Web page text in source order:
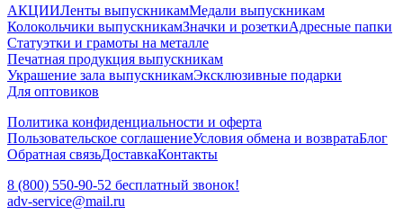
АКЦИИЛенты выпускникамМедали выпускникам
Колокольчики выпускникамЗначки и розеткиАдресные папки
Статуэтки и грамоты на металле
Печатная продукция выпускникам
Украшение зала выпускникамЭксклюзивные подарки
Для оптовиков
Политика конфиденциальности и оферта
Пользовательское соглашениеУсловия обмена и возвратаБлог
Обратная связьДоставкаКонтакты
8 (800) 550-90-52 бесплатный звонок!
adv-service@mail.ru